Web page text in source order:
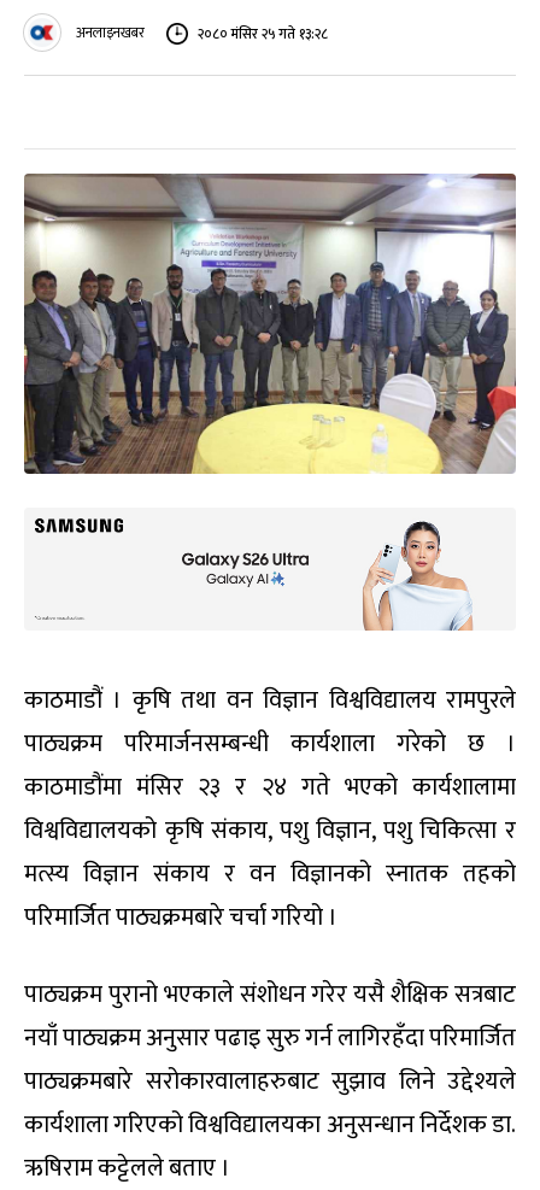
अनलाइनखबर २०८० मंसिर २५ गते १३:२८
काठमाडौं । कृषि तथा वन विज्ञान विश्वविद्यालय रामपुरले
पाठ्यक्रम परिमार्जनसम्बन्धी कार्यशाला गरेको छ ।
काठमाडौंमा मंसिर २३ र २४ गते भएको कार्यशालामा
विश्वविद्यालयको कृषि संकाय, पशु विज्ञान, पशु चिकित्सा र
मत्स्य विज्ञान संकाय र वन विज्ञानको स्नातक तहको
परिमार्जित पाठ्यक्रमबारे चर्चा गरियो ।
पाठ्यक्रम पुरानो भएकाले संशोधन गरेर यसै शैक्षिक सत्रबाट
नयाँ पाठ्यक्रम अनुसार पढाइ सुरु गर्न लागिरहँदा परिमार्जित
पाठ्यक्रमबारे सरोकारवालाहरुबाट सुझाव लिने उद्देश्यले
कार्यशाला गरिएको विश्वविद्यालयका अनुसन्धान निर्देशक डा.
ऋषिराम कट्टेलले बताए ।